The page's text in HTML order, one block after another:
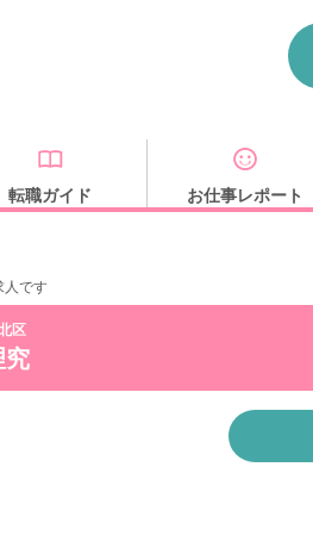
転職ガイド お仕事レポート
人です
区
究